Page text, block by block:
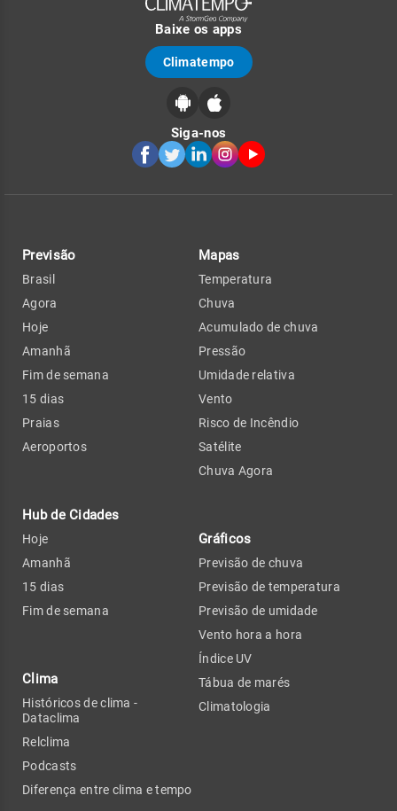
Baixe os apps
Climatempo
Siga-nos
Previsão
Brasil
Agora
Hoje
Amanhã
Fim de semana
15 dias
Praias
Aeroportos
Hub de Cidades
Hoje
Amanhã
15 dias
Fim de semana
Clima
Históricos de clima -
Dataclima
Relclima
Podcasts
Diferença entre clima e tempo
Mapas
Temperatura
Chuva
Acumulado de chuva
Pressão
Umidade relativa
Vento
Risco de Incêndio
Satélite
Chuva Agora
Gráficos
Previsão de chuva
Previsão de temperatura
Previsão de umidade
Vento hora a hora
Índice UV
Tábua de marés
Climatologia